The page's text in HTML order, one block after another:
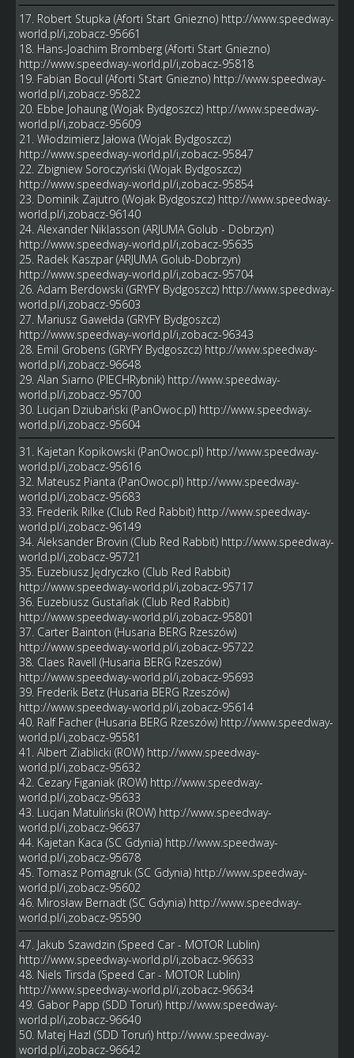
17. Robert Stupka (Aforti Start Gniezno) http://www.speedway-
world.pl/i,zobacz-95661
18. Hans-Joachim Bromberg (Aforti Start Gniezno)
http://www.speedway-world.pl/i,zobacz-95818
19. Fabian Bocul (Aforti Start Gniezno) http://www.speedway-
world.pl/i,zobacz-95822
20. Ebbe Johaung (Wojak Bydgoszcz) http://www.speedway-
world.pl/i,zobacz-95609
21. Włodzimierz Jałowa (Wojak Bydgoszcz)
http://www.speedway-world.pl/i,zobacz-95847
22. Zbigniew Soroczyński (Wojak Bydgoszcz)
http://www.speedway-world.pl/i,zobacz-95854
23. Dominik Zajutro (Wojak Bydgoszcz) http://www.speedway-
world.pl/i,zobacz-96140
24. Alexander Niklasson (ARJUMA Golub - Dobrzyn)
http://www.speedway-world.pl/i,zobacz-95635
25. Radek Kaszpar (ARJUMA Golub-Dobrzyn)
http://www.speedway-world.pl/i,zobacz-95704
26. Adam Berdowski (GRYFY Bydgoszcz) http://www.speedway-
world.pl/i,zobacz-95603
27. Mariusz Gawełda (GRYFY Bydgoszcz)
http://www.speedway-world.pl/i,zobacz-96343
28. Emil Grobens (GRYFY Bydgoszcz) http://www.speedway-
world.pl/i,zobacz-96648
29. Alan Siarno (PIECHRybnik) http://www.speedway-
world.pl/i,zobacz-95700
30. Lucjan Dziubański (PanOwoc.pl) http://www.speedway-
world.pl/i,zobacz-95604
31. Kajetan Kopikowski (PanOwoc.pl) http://www.speedway-
world.pl/i,zobacz-95616
32. Mateusz Pianta (PanOwoc.pl) http://www.speedway-
world.pl/i,zobacz-95683
33. Frederik Rilke (Club Red Rabbit) http://www.speedway-
world.pl/i,zobacz-96149
34. Aleksander Brovin (Club Red Rabbit) http://www.speedway-
world.pl/i,zobacz-95721
35. Euzebiusz Jędryczko (Club Red Rabbit)
http://www.speedway-world.pl/i,zobacz-95717
36. Euzebiusz Gustafiak (Club Red Rabbit)
http://www.speedway-world.pl/i,zobacz-95801
37. Carter Bainton (Husaria BERG Rzeszów)
http://www.speedway-world.pl/i,zobacz-95722
38. Claes Ravell (Husaria BERG Rzeszów)
http://www.speedway-world.pl/i,zobacz-95693
39. Frederik Betz (Husaria BERG Rzeszów)
http://www.speedway-world.pl/i,zobacz-95614
40. Ralf Facher (Husaria BERG Rzeszów) http://www.speedway-
world.pl/i,zobacz-95581
41. Albert Ziablicki (ROW) http://www.speedway-
world.pl/i,zobacz-95632
42. Cezary Figaniak (ROW) http://www.speedway-
world.pl/i,zobacz-95633
43. Lucjan Matuliński (ROW) http://www.speedway-
world.pl/i,zobacz-96637
44. Kajetan Kaca (SC Gdynia) http://www.speedway-
world.pl/i,zobacz-95678
45. Tomasz Pomagruk (SC Gdynia) http://www.speedway-
world.pl/i,zobacz-95602
46. Mirosław Bernadt (SC Gdynia) http://www.speedway-
world.pl/i,zobacz-95590
47. Jakub Szawdzin (Speed Car - MOTOR Lublin)
http://www.speedway-world.pl/i,zobacz-96633
48. Niels Tirsda (Speed Car - MOTOR Lublin)
http://www.speedway-world.pl/i,zobacz-96634
49. Gabor Papp (SDD Toruń) http://www.speedway-
world.pl/i,zobacz-96640
50. Matej Hazl (SDD Toruń) http://www.speedway-
world.pl/i,zobacz-96642